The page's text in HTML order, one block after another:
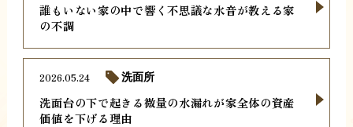
誰もいない家の中で響く不思議な水音が教える家
の不調
洗面台の下で起きる微量の水漏れが家全体の資産
価値を下げる理由
2026.05.24 洗面所